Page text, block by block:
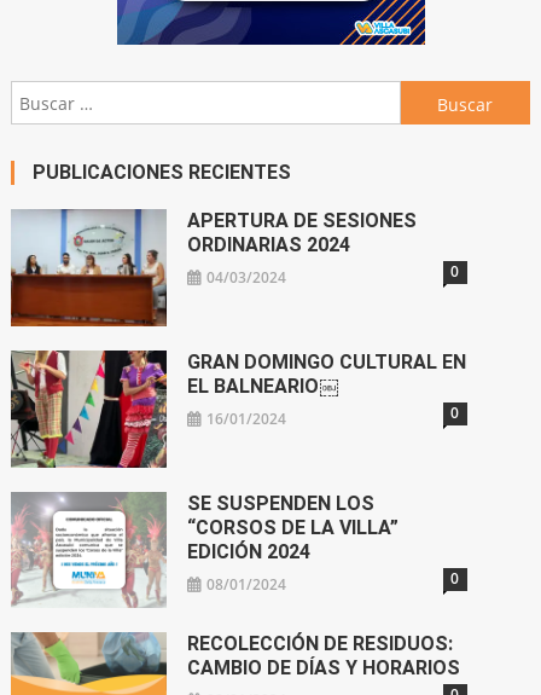
Buscar:
PUBLICACIONES RECIENTES
APERTURA DE SESIONES
ORDINARIAS 2024
04/03/2024 0
GRAN DOMINGO CULTURAL EN
EL BALNEARIO￼
16/01/2024 0
SE SUSPENDEN LOS
“CORSOS DE LA VILLA”
EDICIÓN 2024
08/01/2024 0
RECOLECCIÓN DE RESIDUOS:
CAMBIO DE DÍAS Y HORARIOS